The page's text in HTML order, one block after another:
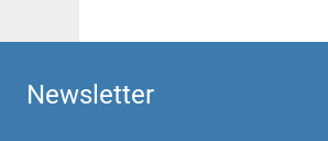
Newsletter